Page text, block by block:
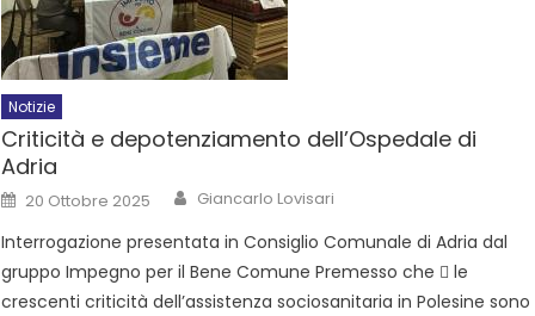
Notizie
Criticità e depotenziamento dell’Ospedale di
Adria
20 Ottobre 2025 Giancarlo Lovisari
Interrogazione presentata in Consiglio Comunale di Adria dal
gruppo Impegno per il Bene Comune Premesso che  le
crescenti criticità dell’assistenza sociosanitaria in Polesine sono